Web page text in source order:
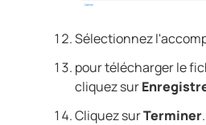
Sélectionnez
pour télécharger le
cliquez sur
Cliquez surTerminer.